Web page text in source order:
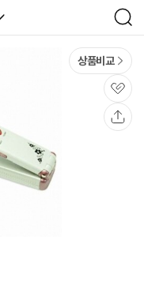
검
색
상품비교
관
심